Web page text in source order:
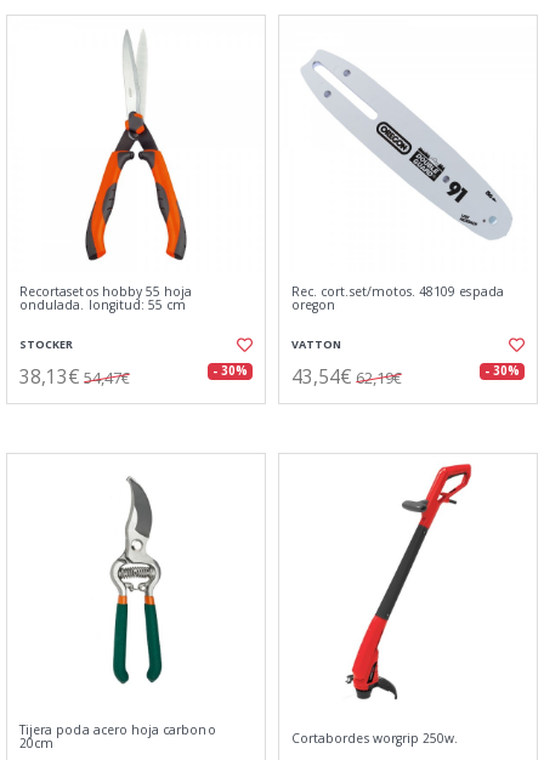
Recortasetos hobby 55 hoja
ondulada. longitud: 55 cm
STOCKER
38,13€ 54,47€ - 30%
Rec. cort.set/motos. 48109 espada
oregon
VATTON
43,54€ 62,19€ - 30%
Tijera poda acero hoja carbono
20cm Cortabordes worgrip 250w.